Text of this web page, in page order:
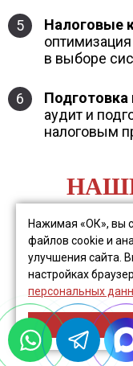
Нажимая «ОК», вы
файлов cookie и
улучшения сайта.
настройках
персональных
5 Налоговые
в выборе
6 Подготовка
аудит и
налоговым